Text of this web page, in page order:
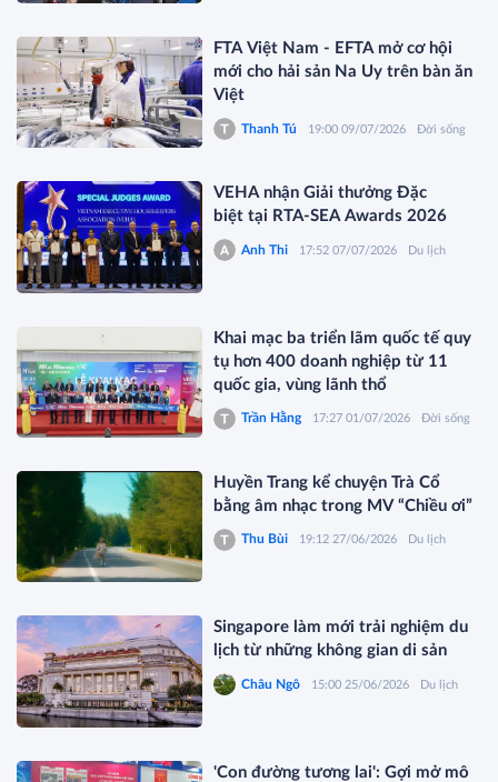
FTA Việt Nam - EFTA mở cơ hội
mới cho hải sản Na Uy trên bàn ăn
Việt
Thanh Tú 19:00 09/07/2026 Đời sống
VEHA nhận Giải thưởng Đặc
biệt tại RTA-SEA Awards 2026
Anh Thi 17:52 07/07/2026 Du lịch
Khai mạc ba triển lãm quốc tế quy
tụ hơn 400 doanh nghiệp từ 11
quốc gia, vùng lãnh thổ
Trần Hằng 17:27 01/07/2026 Đời sống
Huyền Trang kể chuyện Trà Cổ
bằng âm nhạc trong MV “Chiều ơi”
Thu Bùi 19:12 27/06/2026 Du lịch
Singapore làm mới trải nghiệm du
lịch từ những không gian di sản
Châu Ngô 15:00 25/06/2026 Du lịch
'Con đường tương lai': Gợi mở mô